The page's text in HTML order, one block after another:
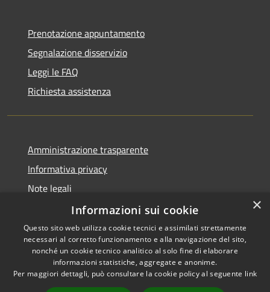
Prenotazione appuntamento
Segnalazione disservizio
Leggi le FAQ
Richiesta assistenza
Amministrazione trasparente
Informativa privacy
Note legali
Dichiarazione di accessibilità
RSS
Accessibilità
Copyright © 2026 • Comune di
Gravina di Catania • Powered
×
Informazioni sui cookie
Questo sito web utilizza cookie tecnici e assimilati strettamente
necessari al corretto funzionamento e alla navigazione del sito,
nonché un cookie tecnico analitico al solo fine di elaborare
informazioni statistiche, aggregate e anonime.
Per maggiori dettagli, può consultare la cookie policy al seguente link